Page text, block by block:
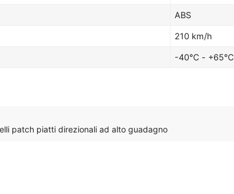
ABS
210 km/h
-40℃ - +65℃
patch piatti direzionali ad alto guadagno per esterni